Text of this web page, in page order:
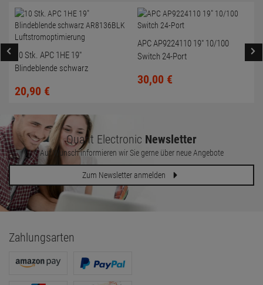
10 Stk. APC 1HE 19"
Blindeblende schwarz
Luftstromoptimierung
20,90 €
APC AP9224110 19" 10/100
Switch 24-Port
30,00 €
Quant Electronic Newsletter
Auf Wunsch informieren wir Sie gerne über neue Angebote
Zum Newsletter anmelden
Zahlungsarten